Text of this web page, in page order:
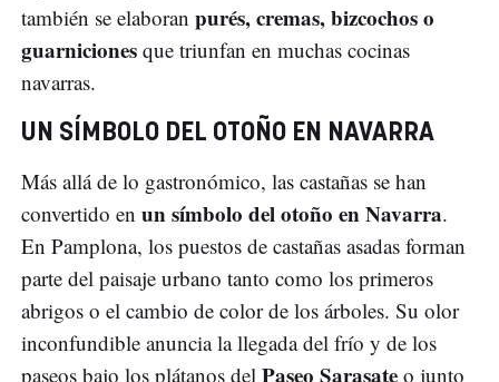
también se elaboran purés, cremas, bizcochos o
guarniciones que triunfan en muchas cocinas
navarras.
UN SÍMBOLO DEL OTOÑO EN NAVARRA
Más allá de lo gastronómico, las castañas se han
convertido en un símbolo del otoño en Navarra.
En Pamplona, los puestos de castañas asadas forman
parte del paisaje urbano tanto como los primeros
abrigos o el cambio de color de los árboles. Su olor
inconfundible anuncia la llegada del frío y de los
paseos bajo los plátanos del Paseo Sarasate o junto